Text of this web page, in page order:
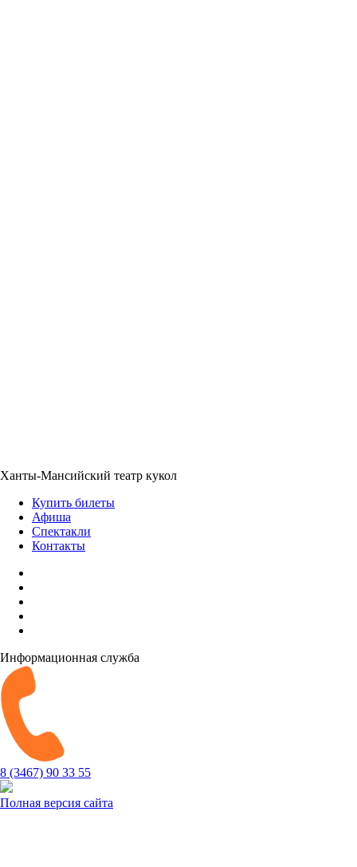
Ханты-Мансийский театр кукол
Купить билеты
Афиша
Спектакли
Контакты
Информационная служба
8 (3467) 90 33 55
Полная версия сайта